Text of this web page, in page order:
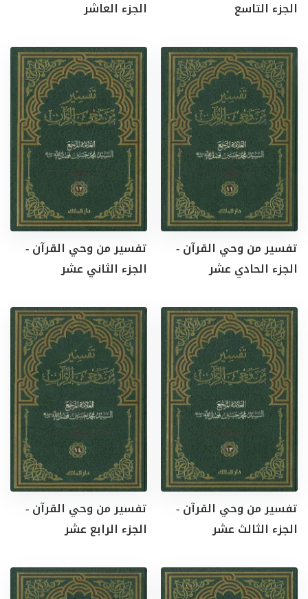
الجزء التاسع الجزء العاشر
تفسير من وحي القرآن -
الجزء الحادي عشر
تفسير من وحي القرآن -
الجزء الثاني عشر
تفسير من وحي القرآن -
الجزء الثالث عشر
تفسير من وحي القرآن -
الجزء الرابع عشر